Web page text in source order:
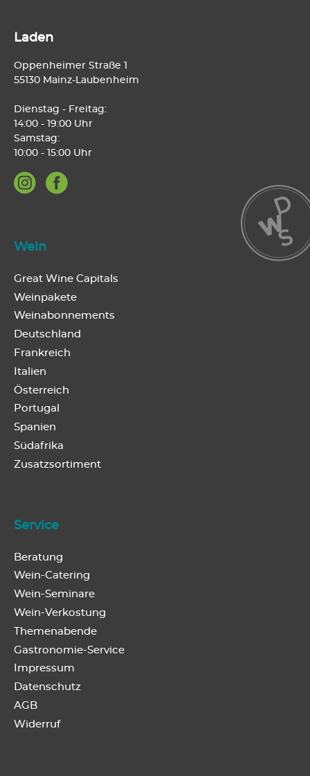
Wein
Great Wine Capitals
Weinpakete
Weinabonnements
Deutschland
Frankreich
Italien
Österreich
Portugal
Spanien
Südafrika
Zusatzsortiment
Service
Beratung
Wein-Catering
Wein-Seminare
Wein-Verkostung
Themenabende
Gastronomie-Service
Impressum
Datenschutz
AGB
Widerruf
Laden
Oppenheimer Straße 1
55130 Mainz-Laubenheim
Dienstag - Freitag:
14:00 - 19:00 Uhr
Samstag:
10:00 - 15:00 Uhr